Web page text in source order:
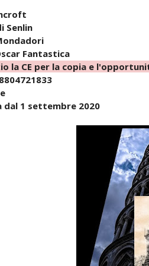
Senlin
Fantastica
la CE per la copia e
dal 1 settembre 2020